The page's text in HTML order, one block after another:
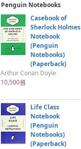
Penguin Notebooks
Casebook of
Sherlock Holmes
Notebook
(Penguin
Notebooks)
(Paperback)
Arthur Conan Doyle
10,500원
Life Class
Notebook
(Penguin
Notebooks)
(Paperback)